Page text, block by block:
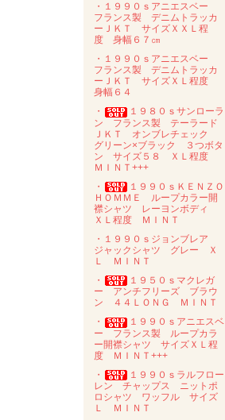
・１９９０ｓアニエスベー
フランス製 デニムトラッカ
ーＪＫＴ サイズＸＸＬ程
度 身幅６７㎝
・１９９０ｓアニエスベー
フランス製 デニムトラッカ
ーＪＫＴ サイズＸＬ程度
身幅６４
・
１９８０ｓサンローラ
ン フランス製 テーラード
ＪＫＴ オンブレチェック
グリーン×ブラック ３つボタ
ン サイズ５８ ＸＬ程度
ＭＩＮＴ+++
・
１９９０ｓＫＥＮＺＯ
ＨＯＭＭＥ ループカラー開
襟シャツ レーヨンボディ
ＸＬ程度 ＭＩＮＴ
・１９９０ｓジョンブレア
ジャックシャツ グレー Ｘ
Ｌ ＭＩＮＴ
・
１９５０ｓマクレガ
ー アンチフリーズ ブラウ
ン ４４ＬＯＮＧ ＭＩＮＴ
・
１９９０ｓアニエスベ
ー フランス製 ループカラ
ー開襟シャツ サイズＸＬ程
度 ＭＩＮＴ+++
・
１９９０ｓラルフロー
レン チャップス ニットポ
ロシャツ ワッフル サイズ
Ｌ ＭＩＮＴ